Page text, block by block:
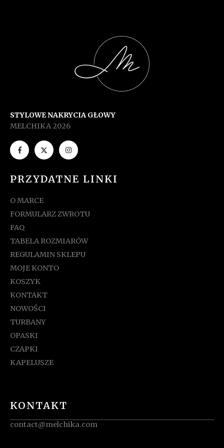
STYLOWE NAKRYCIA GŁOWY
MELCHIKA 2026
PRZYDATNE LINKI
O MARCE
FORMULARZ ZWROTU
FAQ
TABELA ROZMIARÓW
REGULAMIN SKLEPU
MOJE KONTO
KOSZYK
KONTAKT
NOWOŚCI
TURBANY
OPASKI
CZAPKI
KAPELUSZE
KONTAKT
contact@melchika.com